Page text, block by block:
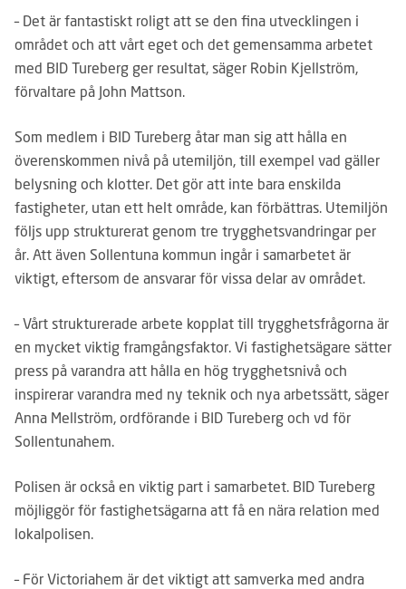
– Det är fantastiskt roligt att se den fina utvecklingen i
området och att vårt eget och det gemensamma arbetet
med BID Tureberg ger resultat, säger Robin Kjellström,
förvaltare på John Mattson.
Som medlem i BID Tureberg åtar man sig att hålla en
överenskommen nivå på utemiljön, till exempel vad gäller
belysning och klotter. Det gör att inte bara enskilda
fastigheter, utan ett helt område, kan förbättras. Utemiljön
följs upp strukturerat genom tre trygghetsvandringar per
år. Att även Sollentuna kommun ingår i samarbetet är
viktigt, eftersom de ansvarar för vissa delar av området.
– Vårt strukturerade arbete kopplat till trygghetsfrågorna är
en mycket viktig framgångsfaktor. Vi fastighetsägare sätter
press på varandra att hålla en hög trygghetsnivå och
inspirerar varandra med ny teknik och nya arbetssätt, säger
Anna Mellström, ordförande i BID Tureberg och vd för
Sollentunahem.
Polisen är också en viktig part i samarbetet. BID Tureberg
möjliggör för fastighetsägarna att få en nära relation med
lokalpolisen.
– För Victoriahem är det viktigt att samverka med andra